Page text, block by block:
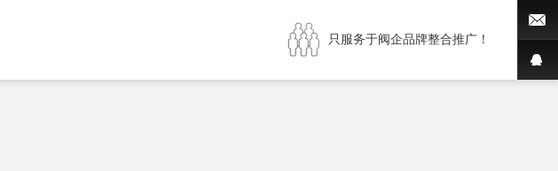
只服务于阀企品牌整合推广！